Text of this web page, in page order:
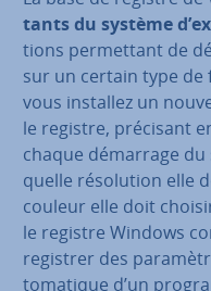
tants du système
tions per­met­tant de
sur un certain type de
vous installez un
le registre, précisant
chaque démarrage
quelle ré­so­lu­tion elle
couleur elle doit
le registre Windows
re­gis­trer des
to­ma­tique d’un